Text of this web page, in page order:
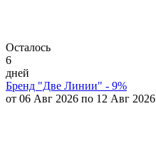
Осталось
6
дней
Бренд "Две Линии" - 9%
от 06 Авг 2026 по 12 Авг 2026